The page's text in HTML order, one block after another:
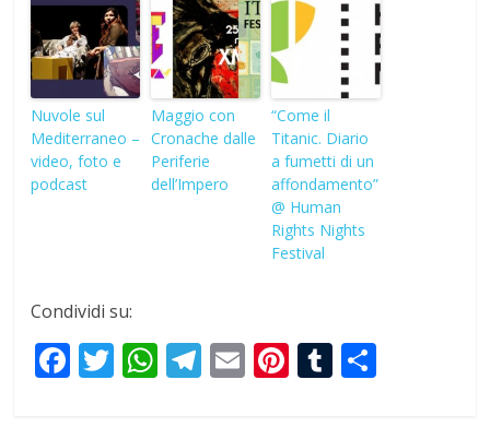
Nuvole sul
Mediterraneo –
video, foto e
podcast
Maggio con
Cronache dalle
Periferie
dell’Impero
“Come il
Titanic. Diario
a fumetti di un
affondamento”
@ Human
Rights Nights
Festival
Condividi su:
F T W T E Pi T